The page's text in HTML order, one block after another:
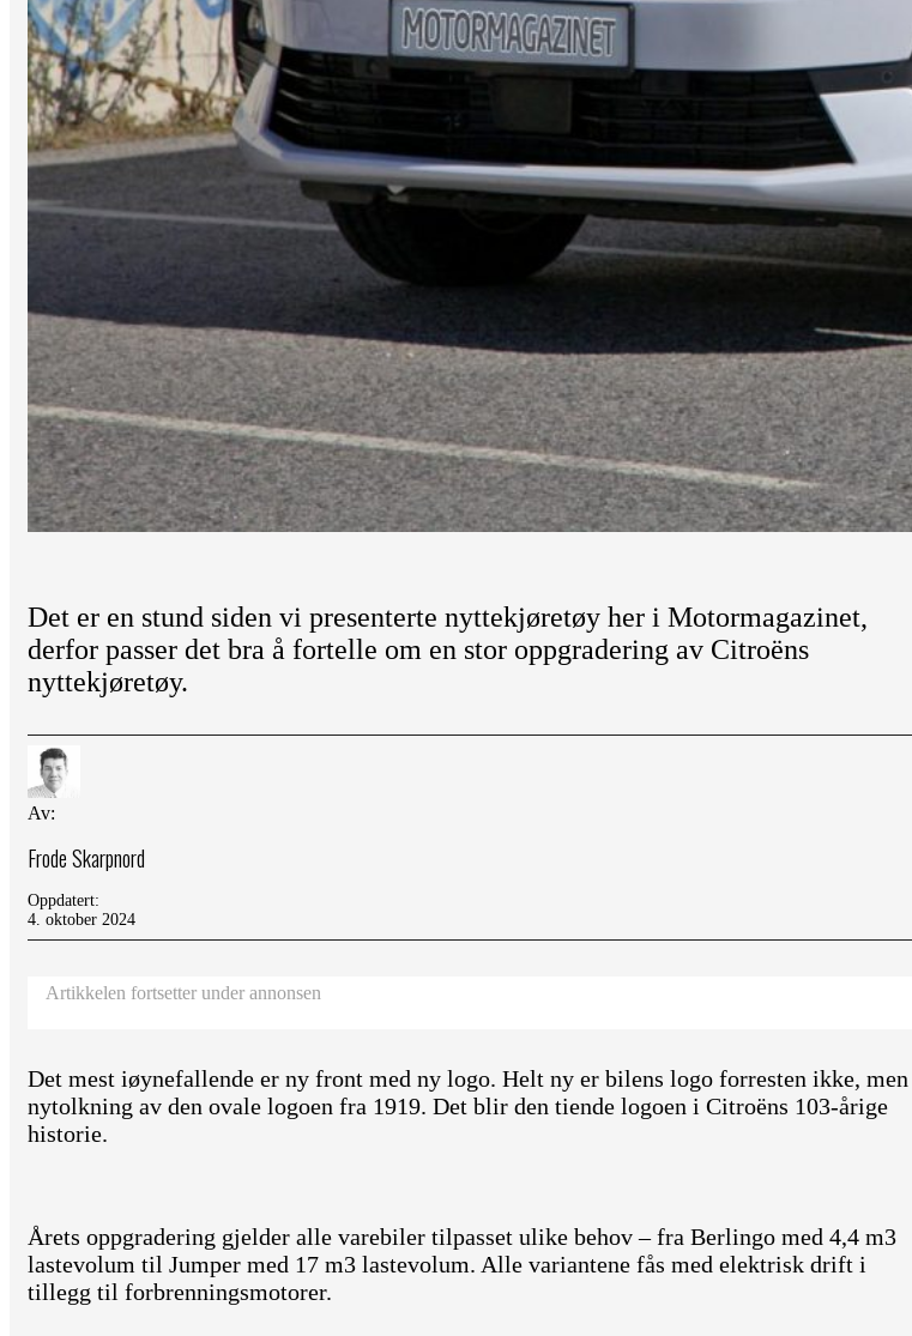
Det er en stund siden vi presenterte nyttekjøretøy her i Motormagazinet,
derfor passer det bra å fortelle om en stor oppgradering av Citroëns
nyttekjøretøy.
Av:
Frode Skarpnord
Oppdatert:
4. oktober 2024
Artikkelen fortsetter under annonsen
Det mest iøynefallende er ny front med ny logo. Helt ny er bilens logo forresten ikke, men
nytolkning av den ovale logoen fra 1919. Det blir den tiende logoen i Citroëns 103-årige
historie.
Årets oppgradering gjelder alle varebiler tilpasset ulike behov – fra Berlingo med 4,4 m3
lastevolum til Jumper med 17 m3 lastevolum. Alle variantene fås med elektrisk drift i
tillegg til forbrenningsmotorer.